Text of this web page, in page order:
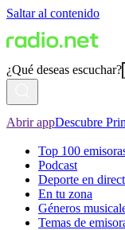
Saltar al contenido
¿Qué deseas escuchar?
Abrir appDescubre
Top 100
Podcast
Deporte en
En tu zona
Géneros
Temas de